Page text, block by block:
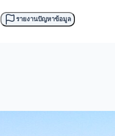
รายงานปัญหาข้อมูล